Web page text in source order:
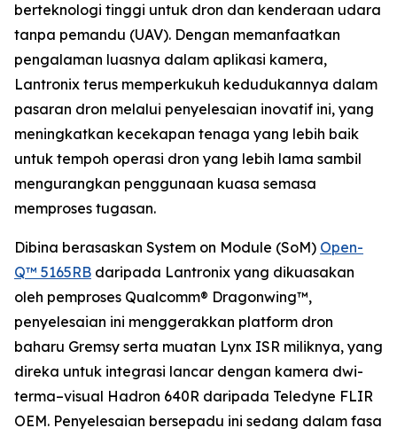
berteknologi tinggi untuk dron dan kenderaan udara
tanpa pemandu (UAV). Dengan memanfaatkan
pengalaman luasnya dalam aplikasi kamera,
Lantronix terus memperkukuh kedudukannya dalam
pasaran dron melalui penyelesaian inovatif ini, yang
meningkatkan kecekapan tenaga yang lebih baik
untuk tempoh operasi dron yang lebih lama sambil
mengurangkan penggunaan kuasa semasa
memproses tugasan.
Dibina berasaskan System on Module (SoM) Open-
Q™ 5165RB daripada Lantronix yang dikuasakan
oleh pemproses Qualcomm® Dragonwing™,
penyelesaian ini menggerakkan platform dron
baharu Gremsy serta muatan Lynx ISR miliknya, yang
direka untuk integrasi lancar dengan kamera dwi-
terma–visual Hadron 640R daripada Teledyne FLIR
OEM. Penyelesaian bersepadu ini sedang dalam fasa